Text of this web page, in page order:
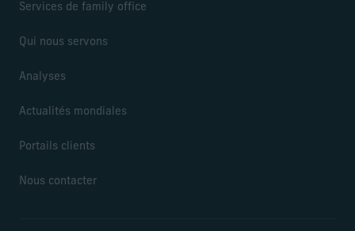
Services de family office
Qui nous servons
Analyses
Actualités mondiales
Portails clients
Nous contacter